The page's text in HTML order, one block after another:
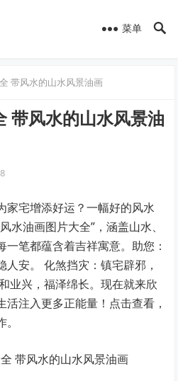
菜单
带风水的山水风景油画
带风水的山水风景油
家宅增添好运？一幅好的风水
水油画图片大全”，涵盖山水、
笔都蕴含着吉祥寓意。助您：
安。 化煞挡灾：镇宅辟邪，
业兴，福泽绵长。现在就来欣
注入更多正能量！点击查看，